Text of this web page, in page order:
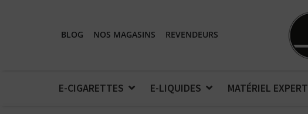
BLOG NOS MAGASINS REVENDEURS
E-CIGARETTES E-LIQUIDES MATÉRIEL EXPERT